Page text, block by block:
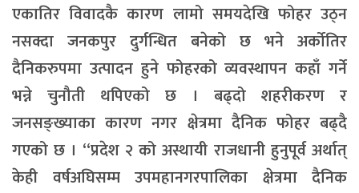
एकातिर विवादकै कारण लामो समयदेखि फोहर उठ्न
नसक्दा जनकपुर दुर्गन्धित बनेको छ भने अर्कोतिर
दैनिकरुपमा उत्पादन हुने फोहरको व्यवस्थापन कहाँ गर्ने
भन्ने चुनौती थपिएको छ । बढ्दो शहरीकरण र
जनसङ्ख्याका कारण नगर क्षेत्रमा दैनिक फोहर बढ्दै
गएको छ । “प्रदेश २ को अस्थायी राजधानी हुनुपूर्व अर्थात्
केही वर्षअघिसम्म उपमहानगरपालिका क्षेत्रमा दैनिक